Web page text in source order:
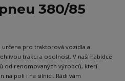
380/85
určena pro traktorová vozidla a
trakci a odolnost. V naší nabídce
od renomovaných výrobců, kterí
na poli i na silnici. Rádi vám